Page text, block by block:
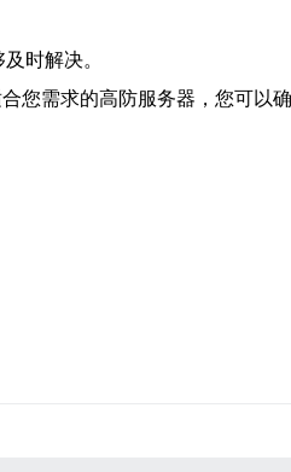
时解决。
需求的高防服务器，您可以